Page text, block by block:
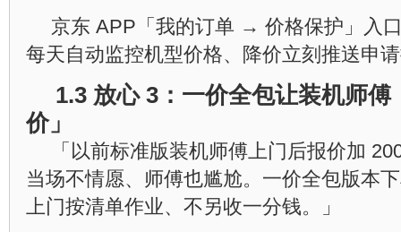
京东 APP「我的订单 → 价格保护」入
每天自动监控机型价格、降价立刻推送申
1.3 放心 3：一价全包让装机师傅
价」
「以前标准版装机师傅上门后报价加
当场不情愿、师傅也尴尬。一价全包版本
上门按清单作业、不另收一分钱。」